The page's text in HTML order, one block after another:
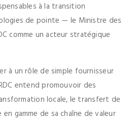
à la transition
de pointe — le Ministre des
comme un acteur stratégique
à un rôle de simple fournisseur
entend promouvoir des
locale, le transfert de
gamme de sa chaîne de valeur